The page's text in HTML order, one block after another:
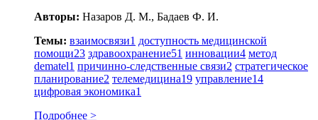
Авторы: Назаров Д. М., Бадаев Ф. И.
Темы: взаимосвязи1 доступность медицинской
помощи23 здравоохранение51 инновации4 метод
dematel1 причинно-следственные связи2 стратегическое
планирование2 телемедицина19 управление14
цифровая экономика1
Подробнее >